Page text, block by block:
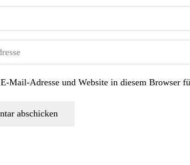
Mail-Adresse und Website in diesem Browser
abschicken